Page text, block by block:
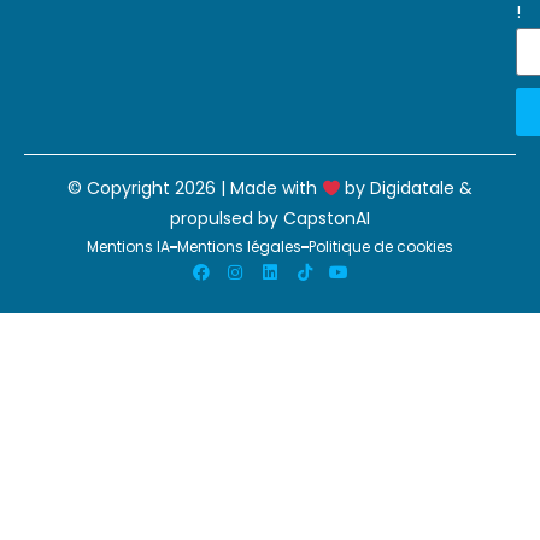
!
© Copyright 2026 | Made with byDigidatale &
propulsed by CapstonAI
Mentions IA Mentions légales Politique de cookies